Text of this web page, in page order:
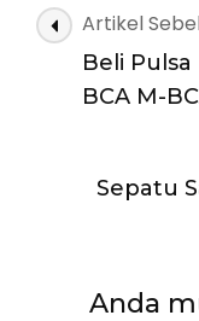
Navigasi
Artikel
Artikel
Beli
BCA M-
Sepatu
Anda